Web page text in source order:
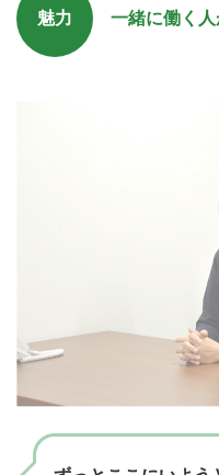
魅力 一緒に働く人